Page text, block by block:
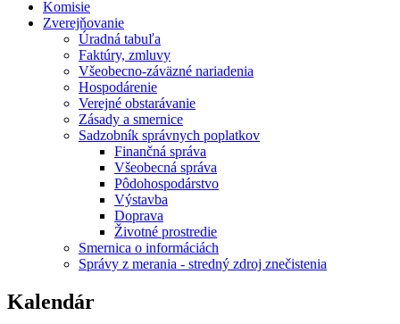
Komisie
Zverejňovanie
Úradná tabuľa
Faktúry, zmluvy
Všeobecno-záväzné nariadenia
Hospodárenie
Verejné obstarávanie
Zásady a smernice
Sadzobník správnych poplatkov
Finančná správa
Všeobecná správa
Pôdohospodárstvo
Výstavba
Doprava
Životné prostredie
Smernica o informáciách
Správy z merania - stredný zdroj znečistenia
Kalendár